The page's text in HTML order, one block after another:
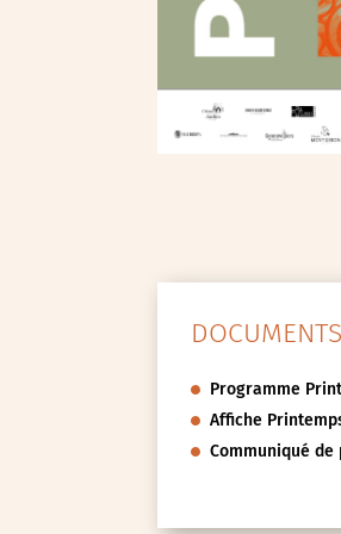
Programme
Affiche
Communiqué de